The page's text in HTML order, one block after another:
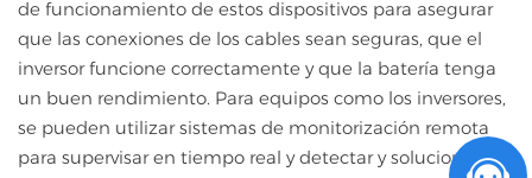
de funcionamiento de estos dispositivos para asegurar
que las conexiones de los cables sean seguras, que el
inversor funcione correctamente y que la batería tenga
un buen rendimiento. Para equipos como los inversores,
se pueden utilizar sistemas de monitorización remota
para supervisar en tiempo real y detectar y solucionar